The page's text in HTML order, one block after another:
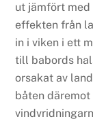
ut jämfört med
effekten från
in i viken i ett
till babords
orsakat av
båten